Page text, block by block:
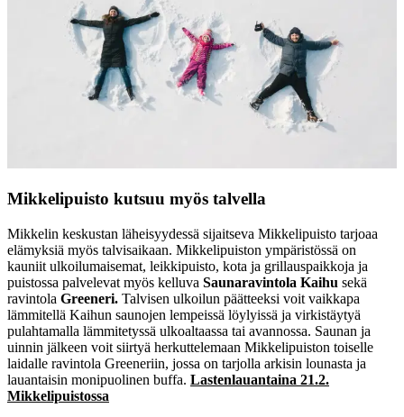
Mikkelipuisto kutsuu myös talvella
Mikkelin keskustan läheisyydessä sijaitseva Mikkelipuisto tarjoaa
elämyksiä myös talvisaikaan. Mikkelipuiston ympäristössä on
kauniit ulkoilumaisemat, leikkipuisto, kota ja grillauspaikkoja ja
puistossa palvelevat myös kelluva Saunaravintola Kaihu sekä
ravintola Greeneri. Talvisen ulkoilun päätteeksi voit vaikkapa
lämmitellä Kaihun saunojen lempeissä löylyissä ja virkistäytyä
pulahtamalla lämmitetyssä ulkoaltaassa tai avannossa. Saunan ja
uinnin jälkeen voit siirtyä herkuttelemaan Mikkelipuiston toiselle
laidalle ravintola Greeneriin, jossa on tarjolla arkisin lounasta ja
lauantaisin monipuolinen buffa. Lastenlauantaina 21.2.
Mikkelipuistossa